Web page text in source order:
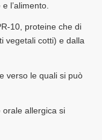
l’alimento.
10, proteine che di
vegetali cotti) e dalla
verso le quali si può
orale allergica si